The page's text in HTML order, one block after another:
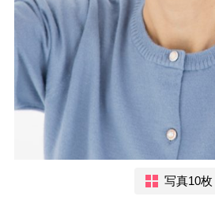
写真10枚